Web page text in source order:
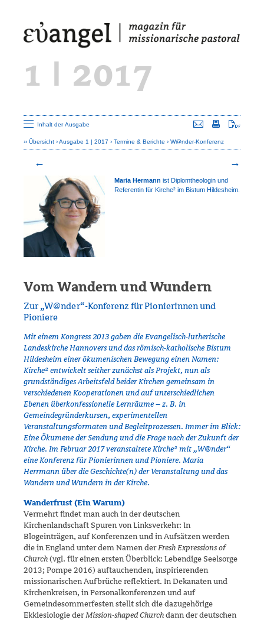
1 | 2017
Übersicht Ausgabe 1 | 2017 Termine & Berichte W@nder-Konferenz
Inhalt der Ausgabe Seite versenden
Seite drucken
Vom Wandern und Wundern
Zur „W@nder“-Konferenz für Pionierinnen und
Pioniere
Mit einem Kongress 2013 gaben die Evangelisch-lutherische
Landeskir­che Hannovers und das römisch-katholische Bistum
Hildesheim einer ökume­nischen Bewegung einen Namen:
Kirche² entwickelt seither zunächst als Projekt, nun als
grundständiges Arbeitsfeld beider Kirchen gemeinsam in
verschiedenen Kooperationen und auf unterschiedlichen
Ebenen über­kon­fessionelle Lernräume – z. B. in
Gemeindegründer­kursen, experimen­tellen
Veranstaltungsformaten und Begleit­prozes­sen. Immer im Blick:
Eine Öku­mene der Sendung und die Frage nach der Zukunft der
Kirche. Im Februar 2017 veranstaltete Kirche² mit „W@nder“
eine Konferenz für Pionierinnen und Pioniere. Maria
Herrmann über die Geschichte(n) der Veranstaltung und das
Wandern und Wundern in der Kirche.
Wanderfrust (Ein Warum)
Vermehrt findet man auch in der deutschen
Kirchenlandschaft Spuren von Linksverkehr: In
Blogeinträgen, auf Konferenzen und in Aufsätzen werden
die in England unter dem Namen der Fresh Expressions of
Church (vgl. für einen ersten Überblick: Lebendige Seelsorge
2013; Pompe 2016) auftauchenden, inspirierenden
missionarischen Aufbrüche reflek­tiert. In Dekanaten und
Kirchenkreisen, in Personalkonferenzen und auf
Gemeindesommerfesten stellt sich die dazugehörige
Ekklesiologie der Mission-shaped Church dann der deutschen
Maria Hermann ist Diplomtheologin und
Referentin für Kirche² im Bistum Hildesheim.